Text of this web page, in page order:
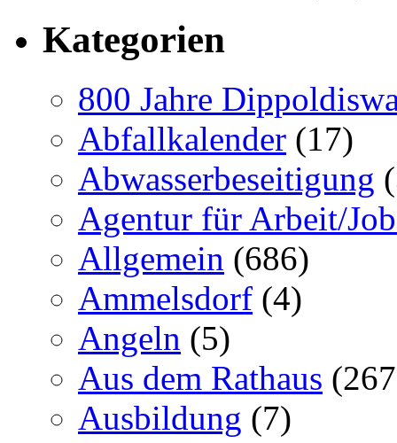
Kategorien
800 Jahre
Abfallkalender (17)
Abwasserbeseitigung
Agentur für Arbeit/
Allgemein (686)
Ammelsdorf (4)
Angeln (5)
Aus dem Rathaus
Ausbildung (7)